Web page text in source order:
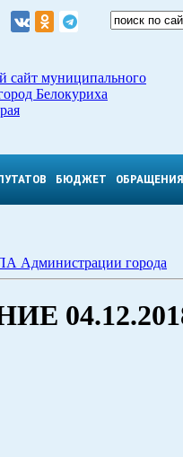
сайт муниципального
Белокуриха
БЮДЖЕТ ОБРАЩЕНИЯ
Администрации города